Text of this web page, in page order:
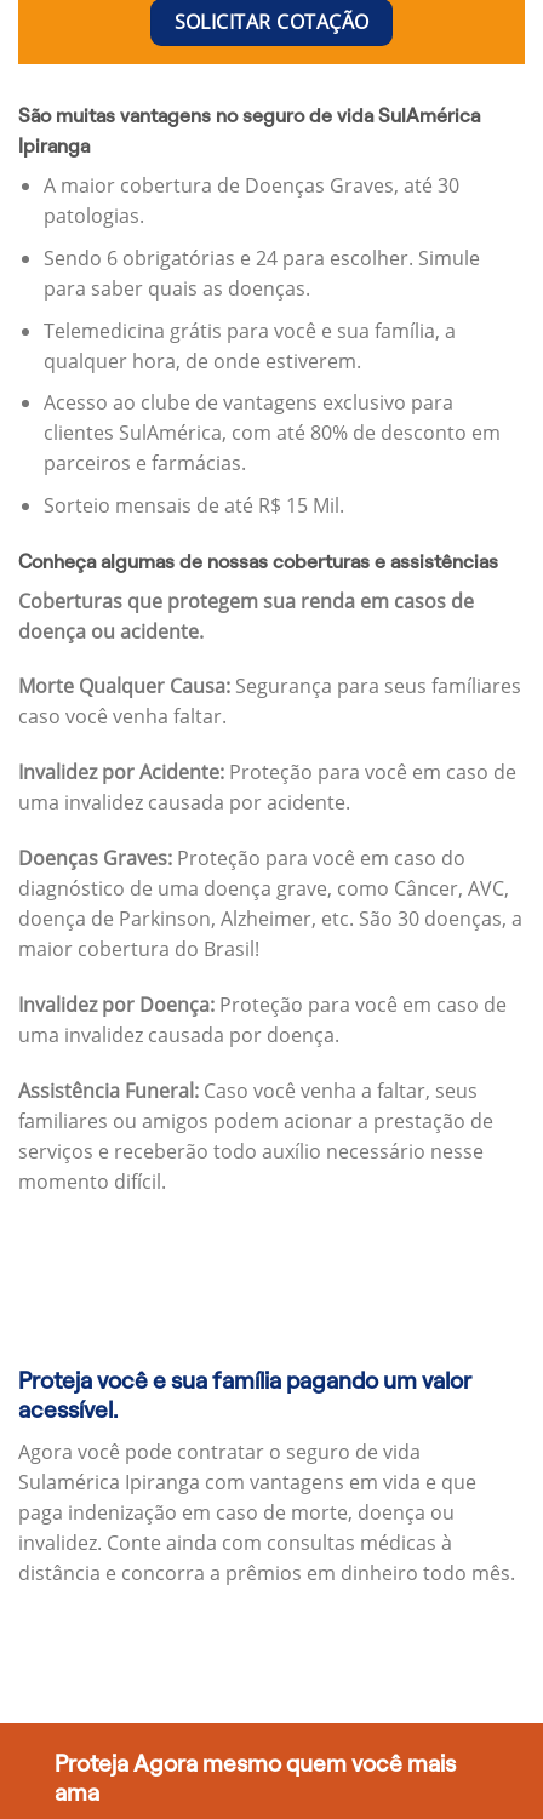
SOLICITAR COTAÇÃO
São muitas vantagens no seguro de vida SulAmérica
Ipiranga
A maior cobertura de Doenças Graves, até 30
patologias.
Sendo 6 obrigatórias e 24 para escolher. Simule
para saber quais as doenças.
Telemedicina grátis para você e sua família, a
qualquer hora, de onde estiverem.
Acesso ao clube de vantagens exclusivo para
clientes SulAmérica, com até 80% de desconto em
parceiros e farmácias.
Sorteio mensais de até R$ 15 Mil.
Conheça algumas de nossas coberturas e assistências
Coberturas que protegem sua renda em casos de
doença ou acidente.
Morte Qualquer Causa: Segurança para seus famíliares
caso você venha faltar.
Invalidez por Acidente: Proteção para você em caso de
uma invalidez causada por acidente.
Doenças Graves: Proteção para você em caso do
diagnóstico de uma doença grave, como Câncer, AVC,
doença de Parkinson, Alzheimer, etc. São 30 doenças, a
maior cobertura do Brasil!
Invalidez por Doença: Proteção para você em caso de
uma invalidez causada por doença.
Assistência Funeral: Caso você venha a faltar, seus
familiares ou amigos podem acionar a prestação de
serviços e receberão todo auxílio necessário nesse
momento difícil.
Proteja você e sua família pagando um valor
acessível.
Agora você pode contratar o seguro de vida
Sulamérica Ipiranga com vantagens em vida e que
paga indenização em caso de morte, doença ou
invalidez. Conte ainda com consultas médicas à
distância e concorra a prêmios em dinheiro todo mês.
Proteja Agora mesmo quem você mais
ama